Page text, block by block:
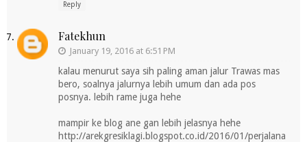
Reply
Fatekhun
January 19, 2016 at 6:51 PM
kalau menurut saya sih paling aman jalur Trawas mas
bero, soalnya jalurnya lebih umum dan ada pos
posnya. lebih rame juga hehe
mampir ke blog ane gan lebih jelasnya hehe
http://arekgresiklagi.blogspot.co.id/2016/01/perjalana